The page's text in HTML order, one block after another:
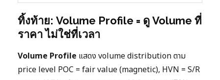
ทิ้งท้าย: Volume Profile = ดู Volume ที่
ราคา ไม่ใช่ที่เวลา
Volume Profile แสดง volume distribution ตาม
price level POC = fair value (magnetic), HVN = S/R